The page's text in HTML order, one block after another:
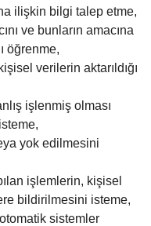
ilişkin bilgi talep etme,
ve bunların amacına
öğrenme,
verilerin aktarıldığı
işlenmiş olması
yok edilmesini
işlemlerin, kişisel
bildirilmesini isteme,
sistemler